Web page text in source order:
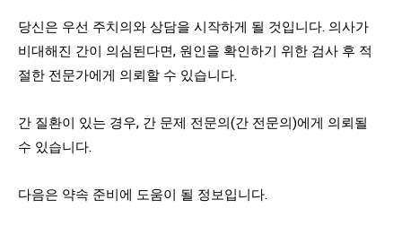
당신은 우선 주치의와 상담을 시작하게 될 것입니다. 의사가
비대해진 간이 의심된다면, 원인을 확인하기 위한 검사 후 적
절한 전문가에게 의뢰할 수 있습니다.
간 질환이 있는 경우, 간 문제 전문의(간 전문의)에게 의뢰될
수 있습니다.
다음은 약속 준비에 도움이 될 정보입니다.